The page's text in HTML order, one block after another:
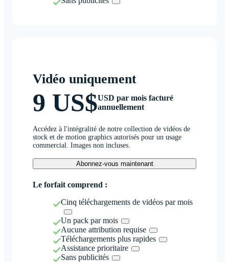
Vidéo uniquement
9 US$USD par mois facturé
annuellement
Accédez à l'intégralité de notre collection de vidéos de
stock et de motion graphics autorisés pour un usage
commercial. Images non incluses.
Abonnez-vous maintenant
Le forfait comprend :
Cinq téléchargements de vidéos par mois
Un pack par mois
Aucune attribution requise
Téléchargements plus rapides
Assistance prioritaire
Sans publicités